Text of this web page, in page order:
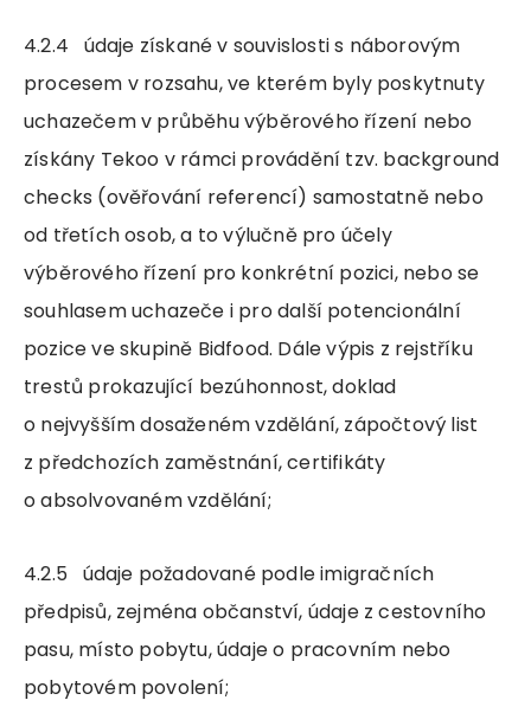
4.2.4 údaje získané v souvislosti s náborovým
procesem v rozsahu, ve kterém byly poskytnuty
uchazečem v průběhu výběrového řízení nebo
získány Tekoo v rámci provádění tzv. background
checks (ověřování referencí) samostatně nebo
od třetích osob, a to výlučně pro účely
výběrového řízení pro konkrétní pozici, nebo se
souhlasem uchazeče i pro další potencionální
pozice ve skupině Bidfood. Dále výpis z rejstříku
trestů prokazující bezúhonnost, doklad
o nejvyšším dosaženém vzdělání, zápočtový list
z předchozích zaměstnání, certifikáty
o absolvovaném vzdělání;
4.2.5 údaje požadované podle imigračních
předpisů, zejména občanství, údaje z cestovního
pasu, místo pobytu, údaje o pracovním nebo
pobytovém povolení;